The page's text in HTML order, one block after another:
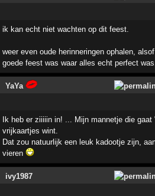
ik kan echt niet wachten op dit feest.
weer even oude herinneringen ophalen,
goede feest was waar alles echt perfect
YaYa
Ik heb er ziiiiin in! ... Mijn mannetje die
vrijkaartjes wint.
Dat zou natuurlijk een leuk kadootje zijn,
vieren
ivy1987